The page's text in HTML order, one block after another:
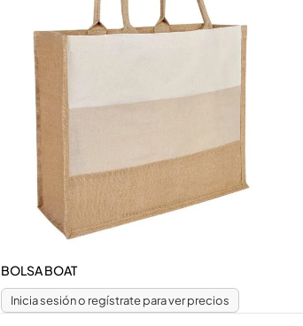
BOLSA BOAT
Inicia sesión o regístrate para ver precios